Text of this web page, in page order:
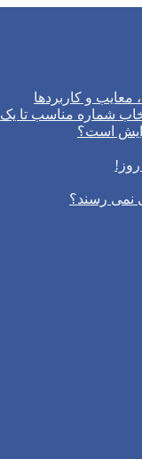
معایب و کاربردها
شماره مناسب تا
است؟
نمی‌ رسند؟